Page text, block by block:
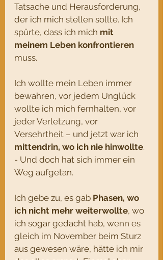
Tatsache und Herausforderung,
der ich mich stellen sollte. Ich
spürte, dass ich mich mit
meinem Leben konfrontieren
muss.
Ich wollte mein Leben immer
bewahren, vor jedem Unglück
wollte ich mich fernhalten, vor
jeder Verletzung, vor
Versehrtheit – und jetzt war ich
mittendrin, wo ich nie hinwollte.
- Und doch hat sich immer ein
Weg aufgetan.
Ich gebe zu, es gab Phasen, wo
ich nicht mehr weiterwollte, wo
ich sogar gedacht hab, wenn es
gleich im November beim Sturz
aus gewesen wäre, hätte ich mir